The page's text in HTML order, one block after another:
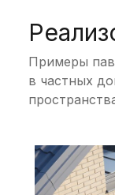
Примеры
в частных